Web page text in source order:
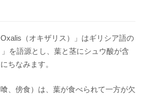
（オキザリス）」はギリシア語の
」を語源とし、葉と茎にシュウ酸が含
ちなみます。
、傍食）は、葉が食べられて一方が欠